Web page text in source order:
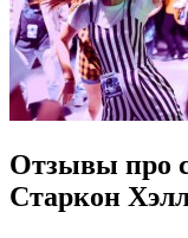
Отзывы про
Старкон